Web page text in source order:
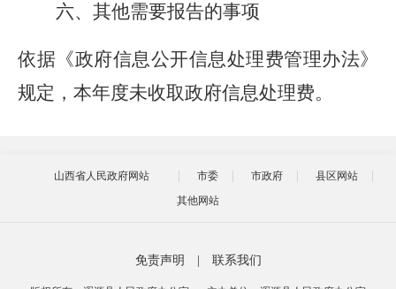
六、其他需要报告的事项
依据《政府信息公开信息处理费管理办法》
规定，本年度未收取政府信息处理费。
山西省人民政府网站 市委 市政府
县区网站
其他网站
免责声明 联系我们